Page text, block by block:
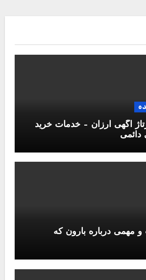
آگهی ارزان – خدمات خرید
دائمی
مهمی درباره بارون که